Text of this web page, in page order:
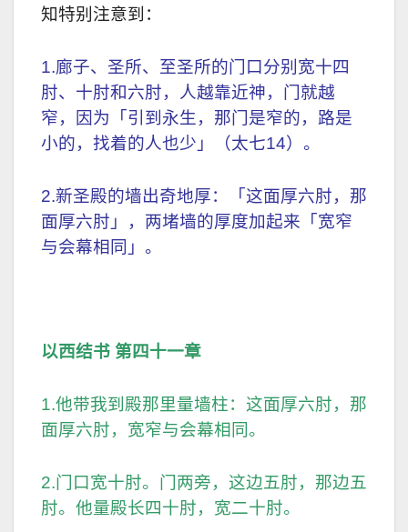
知特别注意到：
1.廊子、圣所、至圣所的门口分别宽十四
肘、十肘和六肘，人越靠近神，门就越
窄，因为「引到永生，那门是窄的，路是
小的，找着的人也少」（太七14）。
2.新圣殿的墙出奇地厚：「这面厚六肘，那
面厚六肘」，两堵墙的厚度加起来「宽窄
与会幕相同」。
以西结书 第四十一章
1.他带我到殿那里量墙柱：这面厚六肘，那
面厚六肘，宽窄与会幕相同。
2.门口宽十肘。门两旁，这边五肘，那边五
肘。他量殿长四十肘，宽二十肘。